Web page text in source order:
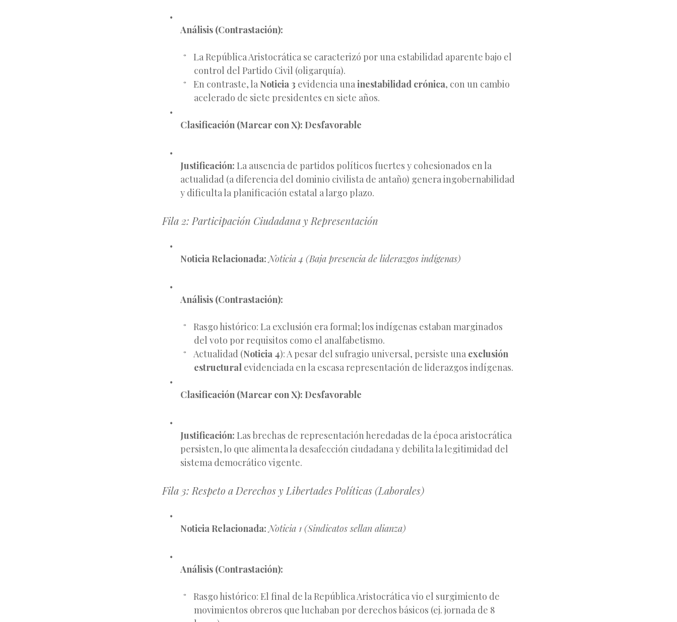
Análisis (Contrastación):
La República Aristocrática se caracterizó por una estabilidad aparente bajo el
control del Partido Civil (oligarquía).
En contraste, la Noticia 3 evidencia unainestabilidad crónica, con un cambio
acelerado de siete presidentes en siete años.
Clasificación (Marcar con X): Desfavorable
Justificación: La ausencia de partidos políticos fuertes y cohesionados en la
actualidad (a diferencia del dominio civilista de antaño) genera ingobernabilidad
y dificulta la planificación estatal a largo plazo.
Fila 2: Participación Ciudadana y Representación
Noticia Relacionada: Noticia 4 (Baja presencia de liderazgos indígenas)
Análisis (Contrastación):
Rasgo histórico: La exclusión era formal; los indígenas estaban marginados
del voto por requisitos como el analfabetismo.
Actualidad (Noticia 4): A pesar del sufragio universal, persiste una exclusión
estructural evidenciada en la escasa representación de liderazgos indígenas.
Clasificación (Marcar con X): Desfavorable
Justificación: Las brechas de representación heredadas de la época aristocrática
persisten, lo que alimenta la desafección ciudadana y debilita la legitimidad del
sistema democrático vigente.
Fila 3: Respeto a Derechos y Libertades Políticas (Laborales)
Noticia Relacionada: Noticia 1 (Sindicatos sellan alianza)
Análisis (Contrastación):
Rasgo histórico: El final de la República Aristocrática vio el surgimiento de
movimientos obreros que luchaban por derechos básicos (ej. jornada de 8